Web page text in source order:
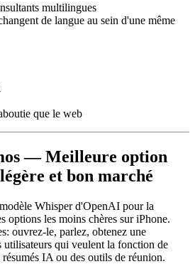
multilingues
de langue au sein d'une même
que le web
— Meilleure option
et bon marché
Whisper d'OpenAI pour la
options les moins chères sur iPhone.
ouvrez-le, parlez, obtenez une
qui veulent la fonction de
IA ou des outils de réunion.